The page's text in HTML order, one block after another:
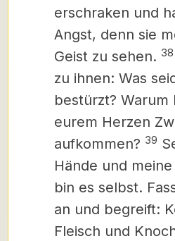
erschraken und
Angst, denn sie
Geist zu sehen. 38
zu ihnen: Was
bestürzt? Warum
eurem Herzen
aufkommen? 39
Hände und
bin es selbst.
an und begreift:
Fleisch und